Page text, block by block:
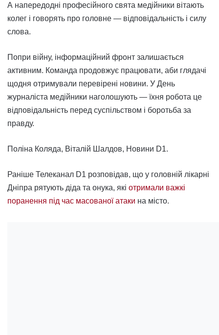
А напередодні професійного свята медійники вітають
колег і говорять про головне — відповідальність і силу
слова.
Попри війну, інформаційний фронт залишається
активним. Команда продовжує працювати, аби глядачі
щодня отримували перевірені новини. У День
журналіста медійники наголошують — їхня робота це
відповідальність перед суспільством і боротьба за
правду.
Поліна Коляда, Віталій Шалдов, Новини D1.
Раніше Телеканал D1 розповідав, що у головній лікарні
Дніпра рятують діда та онука, які отримали важкі
поранення під час масованої атаки на місто.